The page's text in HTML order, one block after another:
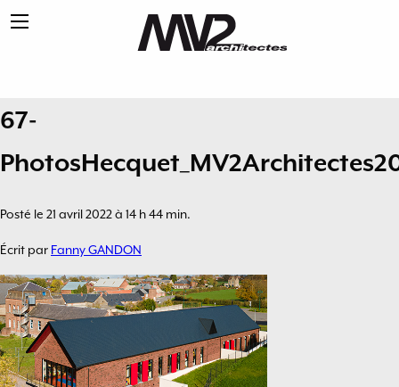
67-
Posté le 21 avril 2022 à 14 h 44 min.
Écrit par Fanny GANDON